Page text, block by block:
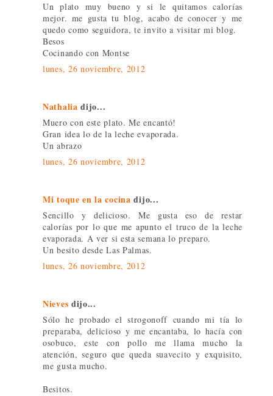
Un plato muy bueno y si le quitamos calorías
mejor. me gusta tu blog, acabo de conocer y me
quedo como seguidora, te invito a visitar mi blog.
Besos
Cocinando con Montse
lunes, 26 noviembre, 2012
Nathalia dijo...
Muero con este plato. Me encantó!
Gran idea lo de la leche evaporada.
Un abrazo
lunes, 26 noviembre, 2012
Mi toque en la cocina dijo...
Sencillo y delicioso. Me gusta eso de restar
calorías por lo que me apunto el truco de la leche
evaporada. A ver si esta semana lo preparo.
Un besito desde Las Palmas.
lunes, 26 noviembre, 2012
Nieves dijo...
Sólo he probado el strogonoff cuando mi tía lo
preparaba, delicioso y me encantaba, lo hacía con
osobuco, este con pollo me llama mucho la
atención, seguro que queda suavecito y exquisito,
me gusta mucho.
Besitos.